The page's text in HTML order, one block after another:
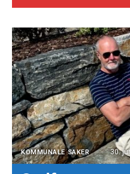
KOMMUNALE SAKER 30.